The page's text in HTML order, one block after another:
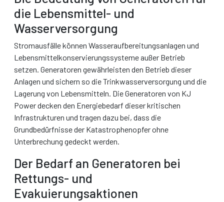
die Lebensmittel- und
Wasserversorgung
Stromausfälle können Wasseraufbereitungsanlagen und
Lebensmittelkonservierungssysteme außer Betrieb
setzen. Generatoren gewährleisten den Betrieb dieser
Anlagen und sichern so die Trinkwasserversorgung und die
Lagerung von Lebensmitteln. Die Generatoren von KJ
Power decken den Energiebedarf dieser kritischen
Infrastrukturen und tragen dazu bei, dass die
Grundbedürfnisse der Katastrophenopfer ohne
Unterbrechung gedeckt werden.
Der Bedarf an Generatoren bei
Rettungs- und
Evakuierungsaktionen